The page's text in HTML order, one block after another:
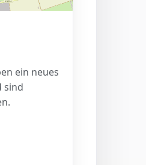
ein neues
sind